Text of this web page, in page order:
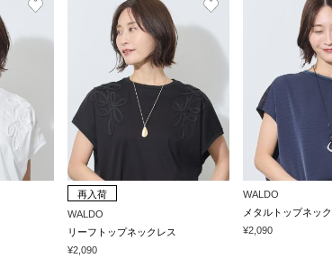
再入荷
WALDO
リーフトップネックレス
¥2,090
WALDO
メタルトップネッ
¥2,090